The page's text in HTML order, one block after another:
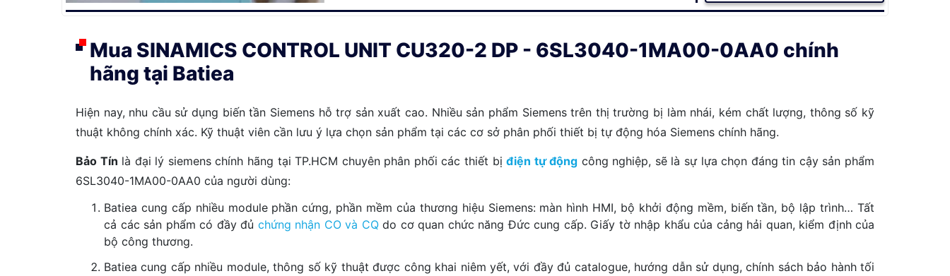
Mua SINAMICS CONTROL UNIT CU320-2 DP - 6SL3040-1MA00-0AA0 chính
hãng tại Batiea
Hiện nay, nhu cầu sử dụng biến tần Siemens hỗ trợ sản xuất cao. Nhiều sản phẩm Siemens trên thị trường bị làm nhái, kém chất lượng, thông số kỹ
thuật không chính xác. Kỹ thuật viên cần lưu ý lựa chọn sản phẩm tại các cơ sở phân phối thiết bị tự động hóa Siemens chính hãng.
Bảo Tín là đại lý siemens chính hãng tại TP.HCM chuyên phân phối các thiết bịđiện tự động công nghiệp, sẽ là sự lựa chọn đáng tin cậy sản phẩm
6SL3040-1MA00-0AA0 của người dùng:
Batiea cung cấp nhiều module phần cứng, phần mềm của thương hiệu Siemens: màn hình HMI, bộ khởi động mềm, biến tần, bộ lập trình… Tất
cả các sản phẩm có đầy đủ chứng nhận CO và CQdo cơ quan chức năng Đức cung cấp. Giấy tờ nhập khẩu của cảng hải quan, kiểm định của
bộ công thương.
Batiea cung cấp nhiều module, thông số kỹ thuật được công khai niêm yết, với đầy đủ catalogue, hướng dẫn sử dụng, chính sách bảo hành tối